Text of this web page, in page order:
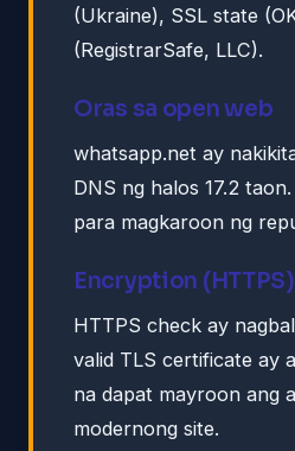
(Ukraine), SSL state
(RegistrarSafe, LLC).
Oras sa open web
whatsapp.net ay
DNS ng halos 17.2
para magkaroon ng
Encryption (HTTPS)
HTTPS check ay
valid TLS certificate ay
na dapat mayroon ang
modernong site.